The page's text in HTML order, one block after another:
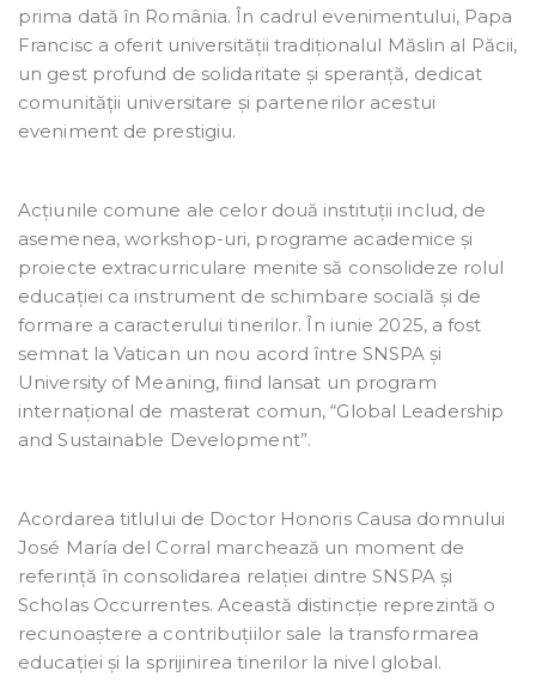
prima dată în România. În cadrul evenimentului, Papa
Francisc a oferit universității tradiționalul Măslin al Păcii,
un gest profund de solidaritate și speranță, dedicat
comunității universitare și partenerilor acestui
eveniment de prestigiu.
Acțiunile comune ale celor două instituții includ, de
asemenea, workshop-uri, programe academice și
proiecte extracurriculare menite să consolideze rolul
educației ca instrument de schimbare socială și de
formare a caracterului tinerilor. În iunie 2025, a fost
semnat la Vatican un nou acord între SNSPA și
University of Meaning, fiind lansat un program
internațional de masterat comun, “Global Leadership
and Sustainable Development”.
Acordarea titlului de Doctor Honoris Causa domnului
José María del Corral marchează un moment de
referință în consolidarea relației dintre SNSPA și
Scholas Occurrentes. Această distincție reprezintă o
recunoaștere a contribuțiilor sale la transformarea
educației și la sprijinirea tinerilor la nivel global.